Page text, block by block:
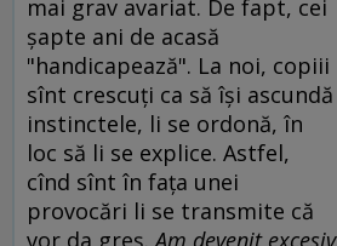
mai grav avariat. De fapt, cei
şapte ani de acasă
"handicapează". La noi, copiii
sînt crescuţi ca să îşi ascundă
instinctele, li se ordonă, în
loc să li se explice. Astfel,
cînd sînt în faţa unei
provocări li se transmite că
vor da greş.Am devenit excesiv